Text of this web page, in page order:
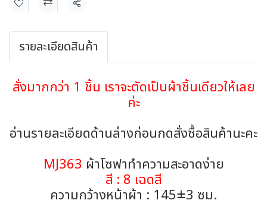
แชร์
รายละเอียดสินค้า
สั่งมากกว่า 1 ชิ้น เราจะตัดเป็นผ้าชิ้นเดียวให้เลย
ค่ะ
อ่านรายละเอียดด้านล่างก่อนกดสั่งซื้อสินค้านะคะ
MJ363 ผ้าโซฟาทำความสะอาดง่าย
สี : 8 เฉดสี
ความกว้างหน้าผ้า : 145±3 ซม.